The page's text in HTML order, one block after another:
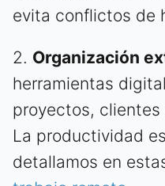
evita conflictos de
2. Organización
herramientas
proyectos,
La productividad
detallamos en